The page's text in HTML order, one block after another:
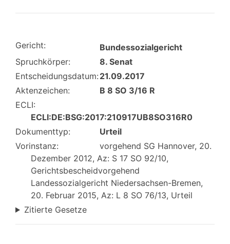
Gericht:
Bundessozialgericht
Spruchkörper:
8. Senat
Entscheidungsdatum: 21.09.2017
Aktenzeichen:
B 8 SO 3/16 R
ECLI:
ECLI:DE:BSG:2017:210917UB8SO316R0
Dokumenttyp:
Urteil
Vorinstanz:
vorgehend SG Hannover, 20.
Dezember 2012, Az: S 17 SO 92/10,
Gerichtsbescheidvorgehend
Landessozialgericht Niedersachsen-Bremen,
20. Februar 2015, Az: L 8 SO 76/13, Urteil
Zitierte Gesetze